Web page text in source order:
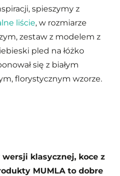
spieszymy z
liście, w rozmiarze
zestaw z modelem z
pled na łóżko
się z białym
florystycznym wzorze.
klasycznej, koce z
MUMLA to dobre